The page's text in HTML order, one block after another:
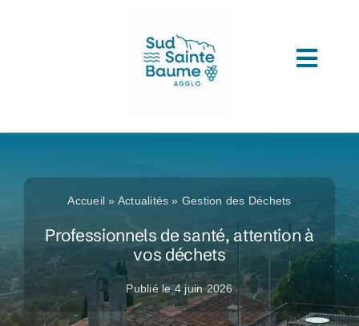
COMPRENDRE L’AGGLOMERATION
CONNAITRE SON ADMINISTRATION
ACCEDER A VOS SERVICES
DECOUVRIR SUD SAINTE BAUME
TOUTES LES ACTUS
Accueil» Actualités » Gestion des Déchets
Professionnels de santé, attention à
vos déchets
Publié le 4 juin 2026